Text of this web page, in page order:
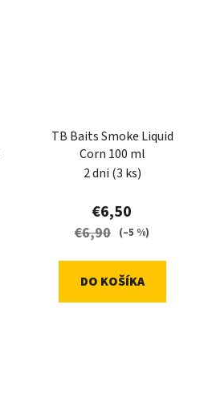
TB Baits Smoke Liquid
Corn 100 ml
2 dni (3 ks)
€6,50
€6,90 (–5 %)
DO KOŠÍKA